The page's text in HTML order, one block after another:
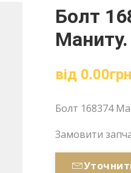
Болт
від 0.00
Болт 168374
Замовити